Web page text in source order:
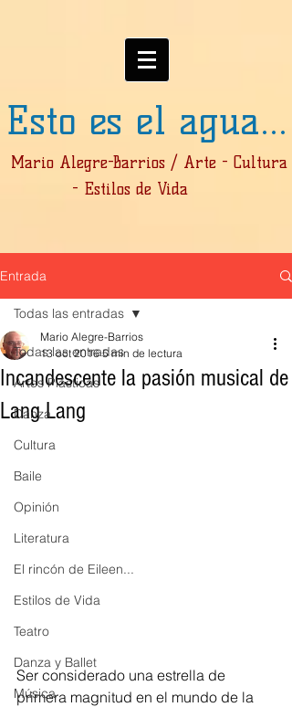
Esto es el agua...
Mario Alegre-Barrios / Arte - Cultura
- Estilos de Vida
Entrada
Todas las entradas
Artes Plásticas
Danza
Cultura
Baile
Opinión
Literatura
El rincón de Eileen...
Estilos de Vida
Teatro
Danza y Ballet
Música
Todas las entradas
Incandescente la pasión musical de
Lang Lang
Mario Alegre-Barrios
13 oct 2016 5 min de lectura
Ser considerado una estrella de
primera magnitud en el mundo de la